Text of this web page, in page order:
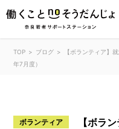
TOP ブログ
【ボランティア】
年7月度）
ボランティア
【ボラ